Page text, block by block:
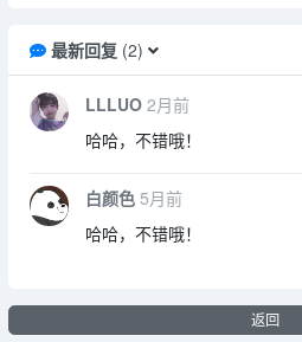
最新回复(2)
LLLUO 2月前
哈哈，不错哦！
白颜色 5月前
哈哈，不错哦！
返回